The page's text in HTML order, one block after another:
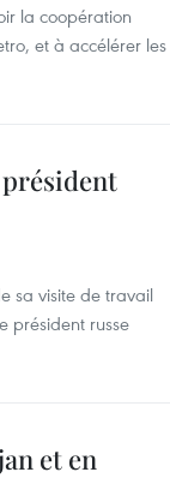
la coopération
et à accélérer les
sa visite de travail
président russe
et en